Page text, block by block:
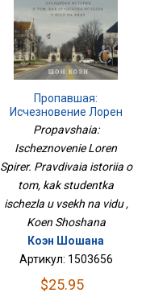
Пропавшая:
Исчезновение Лорен
Спирер. Правдивая
История О Том, Как
Студентка Исчезла У
Всех На Виду
Propavshaia:
Ischeznovenie Loren
Spirer. Pravdivaia istoriia o
tom, kak studentka
ischezla u vsekh na vidu ,
Koen Shoshana
Коэн Шошана
Артикул: 1503656
$25.95